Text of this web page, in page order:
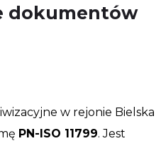
dokumentów
w rejonie Bielska
PN-ISO 11799. Jest